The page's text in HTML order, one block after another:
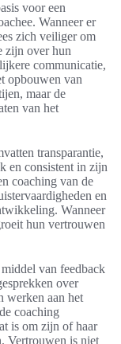
voor een
Wanneer er
zich veiliger om
zijn over hun
communicatie,
opbouwen van
maar de
van het
transparantie,
en consistent in zijn
coaching van de
en
Wanneer
hun vertrouwen
van feedback
over
werken aan het
coaching
is om zijn of haar
Vertrouwen is niet